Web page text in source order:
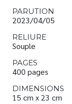
PARUTION
2023/04/05
RELIURE
Souple
PAGES
400 pages
DIMENSIONS
15 cm x 23 cm